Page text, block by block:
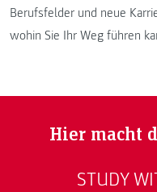
Berufsfelder und neue
wohin Sie Ihr Weg führen
Hier macht
STUDY